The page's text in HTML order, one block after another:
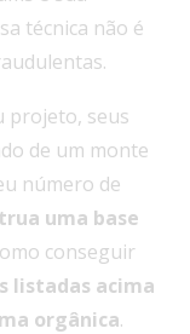
técnica não é
projeto, seus
de um monte
número de
uma base
conseguir
listadas acima
orgânica.